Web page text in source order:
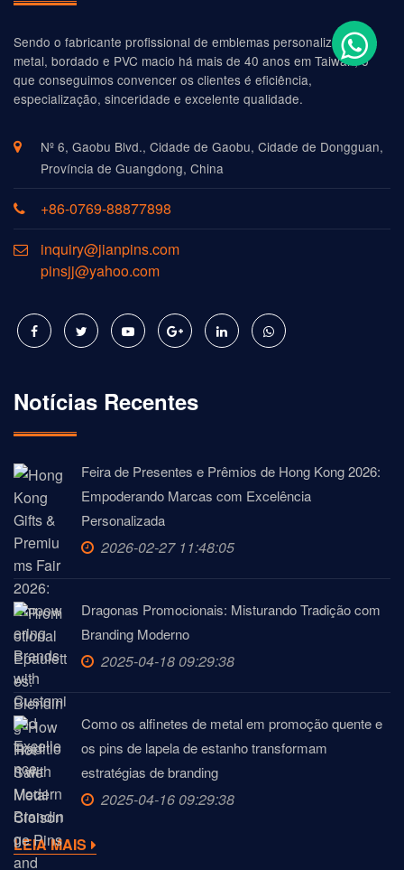
Sendo o fabricante profissional de emblemas personalizados de
metal, bordado e PVC macio há mais de 40 anos em Taiwan, o
que conseguimos convencer os clientes é eficiência,
especialização, sinceridade e excelente qualidade.
Nº 6, Gaobu Blvd., Cidade de Gaobu, Cidade de Dongguan,
Província de Guangdong, China
+86-0769-88877898
inquiry@jianpins.com
pinsjj@yahoo.com
Notícias Recentes
Feira de Presentes e Prêmios de Hong Kong 2026:
Empoderando Marcas com Excelência
Personalizada
2026-02-27 11:48:05
Dragonas Promocionais: Misturando Tradição com
Branding Moderno
2025-04-18 09:29:38
Como os alfinetes de metal em promoção quente e
os pins de lapela de estanho transformam
estratégias de branding
2025-04-16 09:29:38
LEIA MAIS